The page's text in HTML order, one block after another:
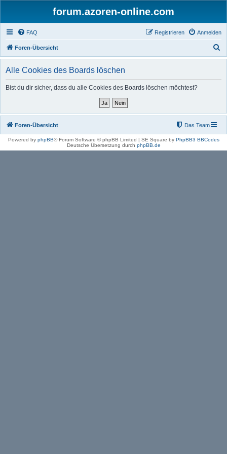
forum.azoren-online.com
FAQ Anmelden
Registrieren
Foren-Übersicht
u
Alle Cookies des Boards löschen
Bist du dir sicher, dass du alle Cookies des Boards löschen möchtest?
Foren-Übersicht Das Team
Powered by phpBB® Forum Software © phpBB Limited | SE Square by PhpBB3 BBCodes
Deutsche Übersetzung durch phpBB.de